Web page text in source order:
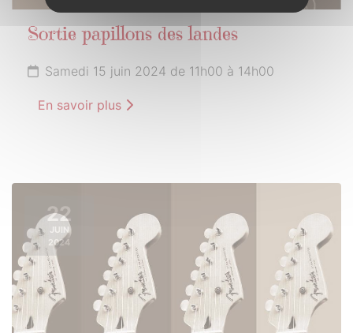
Sortie papillons des landes
Samedi 15 juin 2024 de 11h00 à 14h00
En savoir plus
22
JUIN
2024